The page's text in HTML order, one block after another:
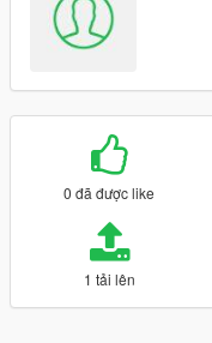
0 đã được like
1 tải lên